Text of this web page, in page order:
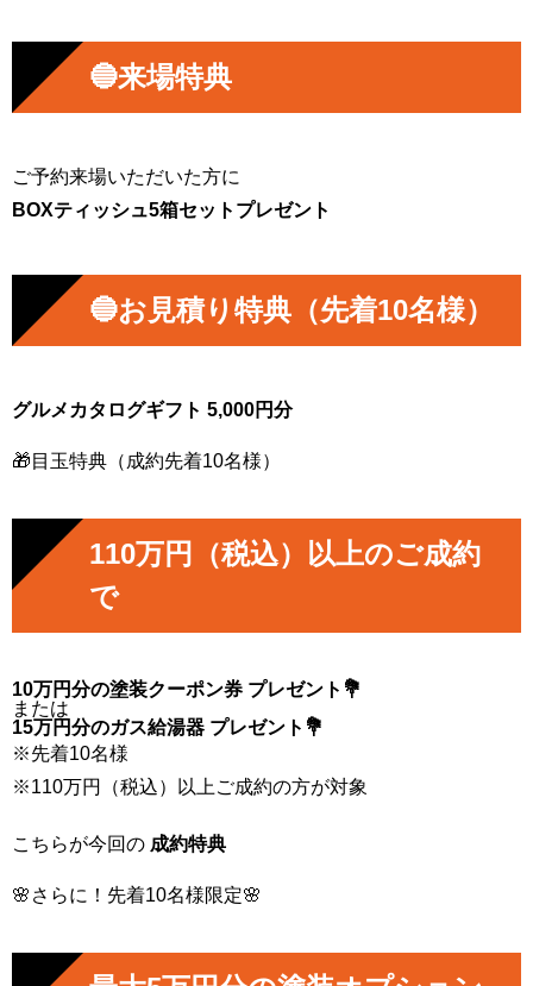
🔵来場特典
ご予約来場いただいた方に
BOXティッシュ5箱セットプレゼント
🔵お見積り特典（先着10名様）
グルメカタログギフト 5,000円分
🎁目玉特典（成約先着10名様）
110万円（税込）以上のご成約
で
10万円分の塗装クーポン券 プレゼント💐
または
15万円分のガス給湯器 プレゼント💐
※先着10名様
※110万円（税込）以上ご成約の方が対象
こちらが今回の 成約特典
🌸さらに！先着10名様限定🌸